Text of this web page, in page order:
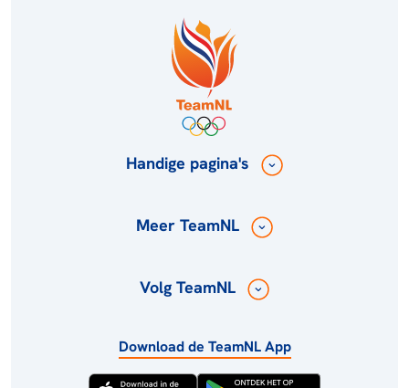
Handige pagina's
Meer TeamNL
Volg TeamNL
Download de TeamNL App